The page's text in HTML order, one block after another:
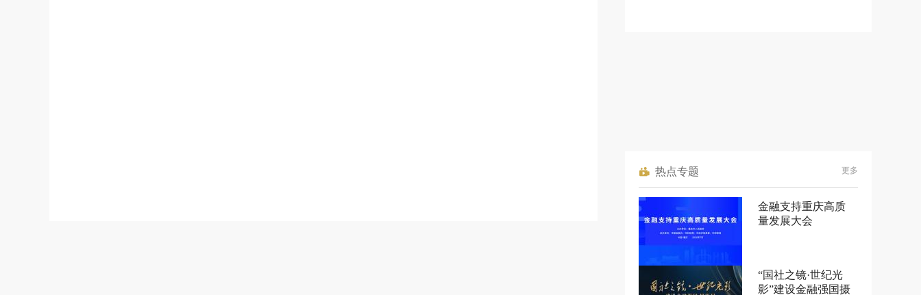
热点专题 更多
金融支持重庆高质
量发展大会
“国社之镜·世纪光
影”建设金融强国摄